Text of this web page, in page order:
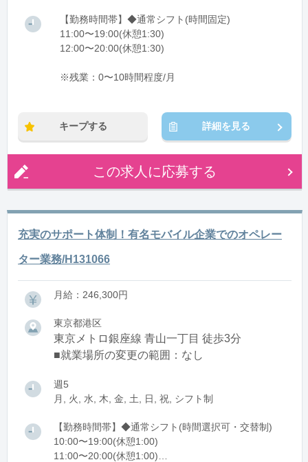
【勤務時間帯】◆通常シフト(時間固定)
11:00〜19:00(休憩1:30)
12:00〜20:00(休憩1:30)
※残業：0〜10時間程度/月
キープする 詳細を見る
この求人に応募する
充実のサポート体制！有名モバイル企業でのオペレー
ター業務/H131066
月給：246,300円
東京都港区
東京メトロ銀座線 青山一丁目 徒歩3分
■就業場所の変更の範囲：なし
週5
月, 火, 水, 木, 金, 土, 日, 祝, シフト制
【勤務時間帯】◆通常シフト(時間選択可・交替制)
10:00〜19:00(休憩1:00)
11:00〜20:00(休憩1:00)